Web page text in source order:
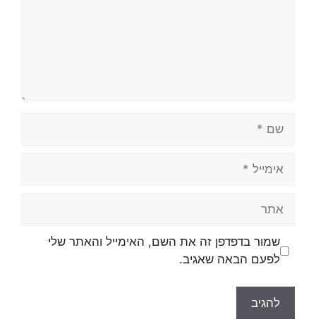
שמור בדפדפן זה את השם, האימייל והאתר שלי
לפעם הבאה שאגיב.